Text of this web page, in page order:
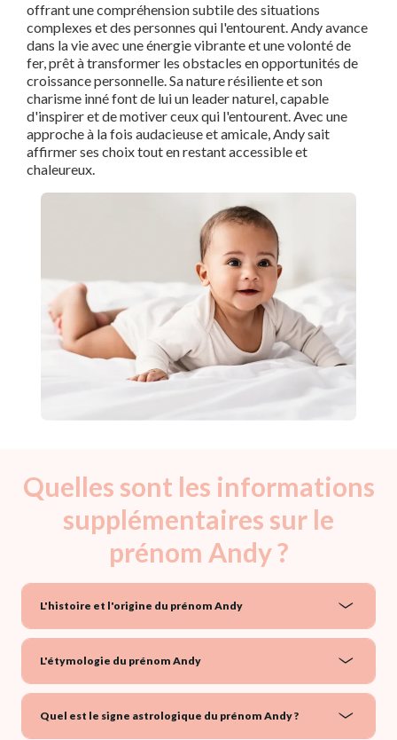
offrant une compréhension subtile des situations
complexes et des personnes qui l'entourent. Andy avance
dans la vie avec une énergie vibrante et une volonté de
fer, prêt à transformer les obstacles en opportunités de
croissance personnelle. Sa nature résiliente et son
charisme inné font de lui un leader naturel, capable
d'inspirer et de motiver ceux qui l'entourent. Avec une
approche à la fois audacieuse et amicale, Andy sait
affirmer ses choix tout en restant accessible et
chaleureux.
Quelles sont les informations
supplémentaires sur le
prénom Andy ?
L'histoire et l'origine du prénom Andy
L'étymologie du prénom Andy
Quel est le signe astrologique du prénom Andy ?